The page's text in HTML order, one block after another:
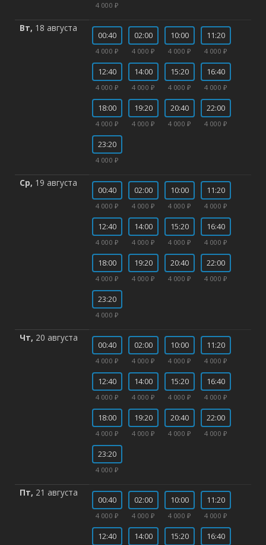
4 000 ₽
Вт, 18 августа
00:40
4 000 ₽
02:00
4 000 ₽
10:00
4 000 ₽
11:20
4 000 ₽
12:40
4 000 ₽
14:00
4 000 ₽
15:20
4 000 ₽
16:40
4 000 ₽
18:00
4 000 ₽
19:20
4 000 ₽
20:40
4 000 ₽
22:00
4 000 ₽
23:20
4 000 ₽
Ср, 19 августа
00:40
4 000 ₽
02:00
4 000 ₽
10:00
4 000 ₽
11:20
4 000 ₽
12:40
4 000 ₽
14:00
4 000 ₽
15:20
4 000 ₽
16:40
4 000 ₽
18:00
4 000 ₽
19:20
4 000 ₽
20:40
4 000 ₽
22:00
4 000 ₽
23:20
4 000 ₽
Чт, 20 августа
00:40
4 000 ₽
02:00
4 000 ₽
10:00
4 000 ₽
11:20
4 000 ₽
12:40
4 000 ₽
14:00
4 000 ₽
15:20
4 000 ₽
16:40
4 000 ₽
18:00
4 000 ₽
19:20
4 000 ₽
20:40
4 000 ₽
22:00
4 000 ₽
23:20
4 000 ₽
Пт, 21 августа
00:40
4 000 ₽
02:00
4 000 ₽
10:00
4 000 ₽
11:20
4 000 ₽
12:40 14:00 15:20 16:40